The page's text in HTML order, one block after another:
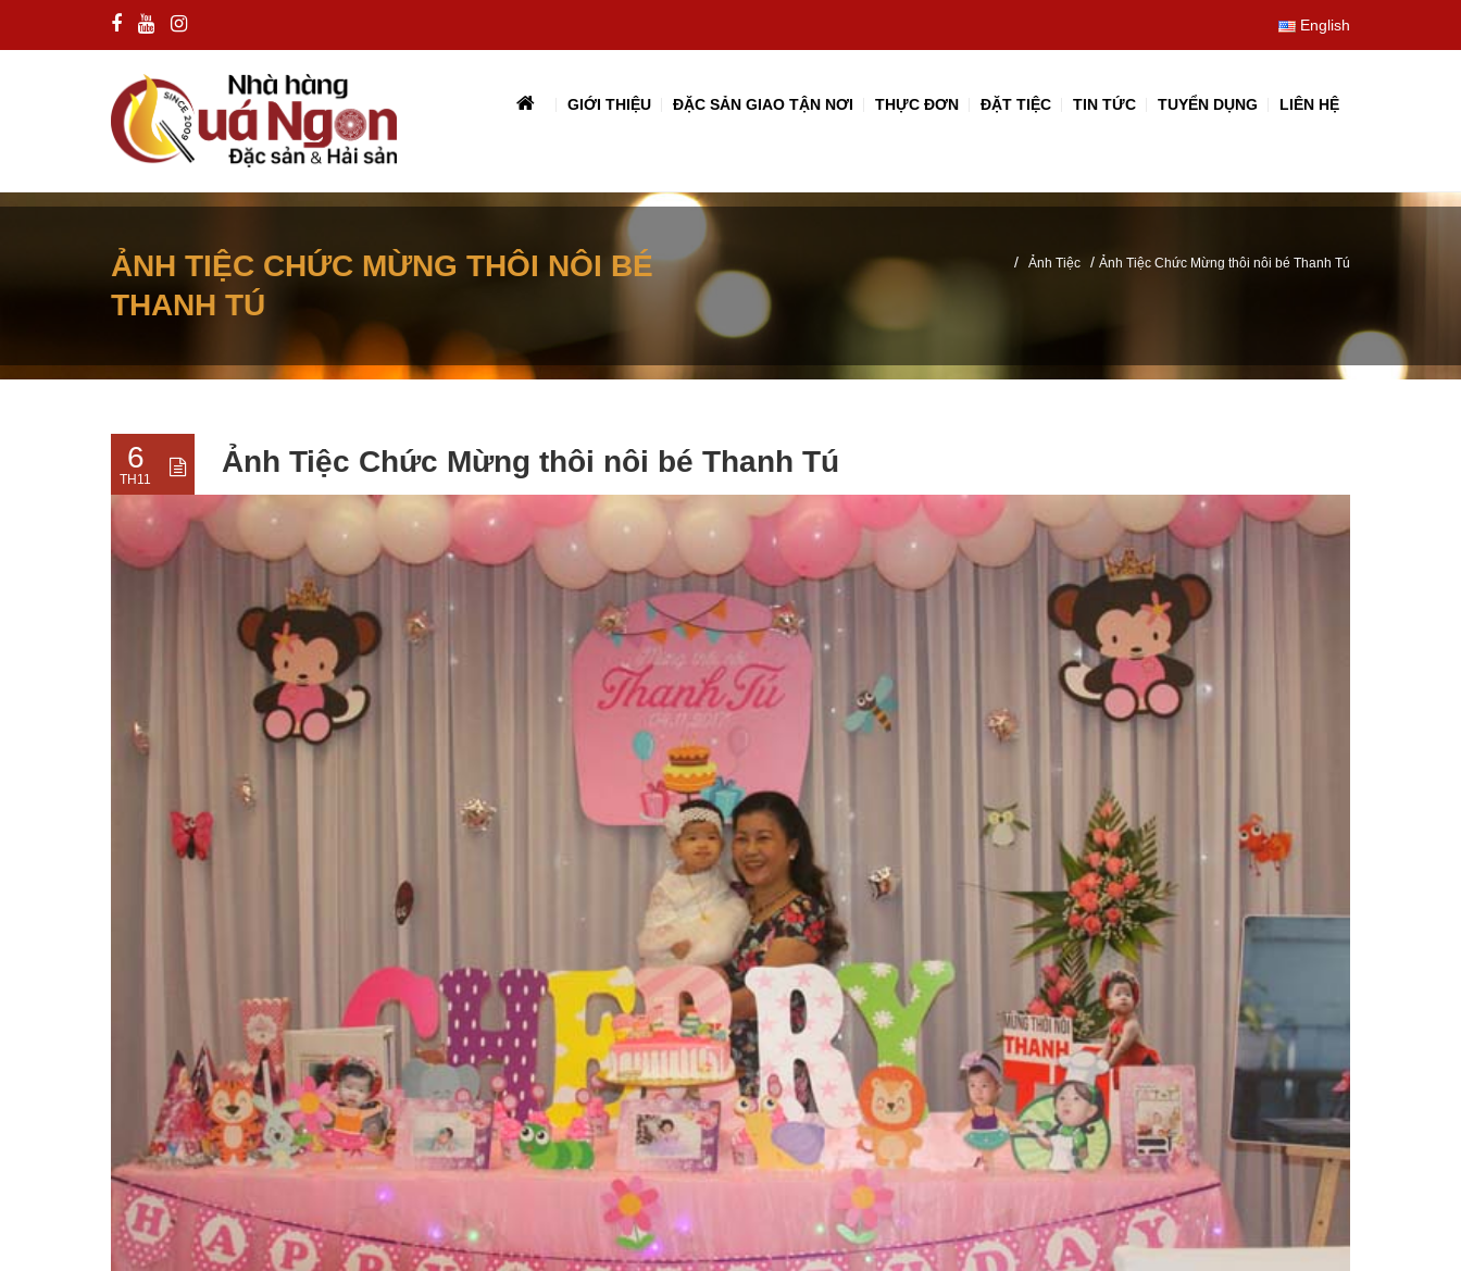
English
GIỚI THIỆU ĐẶC SẢN GIAO TẬN NƠI THỰC ĐƠN ĐẶT TIỆC TIN TỨC TUYỂN DỤNG LIÊN HỆ
ẢNH TIỆC CHỨC MỪNG THÔI NÔI BÉ
THANH TÚ
/ Ảnh Tiệc / Ảnh Tiệc Chức Mừng thôi nôi bé Thanh Tú
6
TH11
Ảnh Tiệc Chức Mừng thôi nôi bé Thanh Tú